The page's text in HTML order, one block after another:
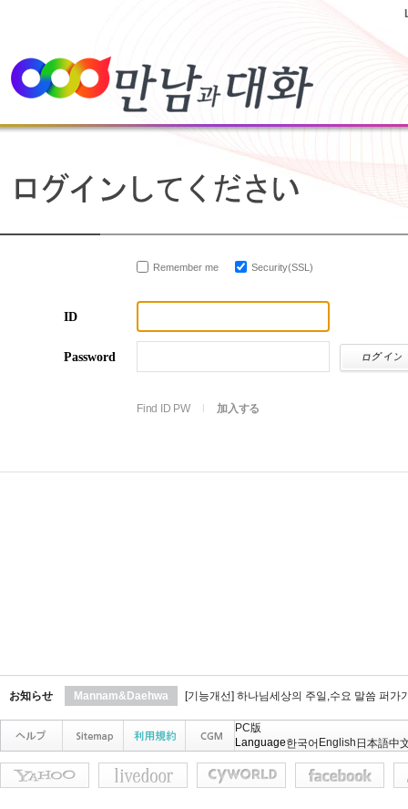
Remember me Security(SSL)
ID
Password
Find ID PW 加入する
お知らせ Mannam&Daehwa [기능개선] 하나님세상의 주일,수요 말씀 퍼가
PC版
Language한국어 English 日本語中